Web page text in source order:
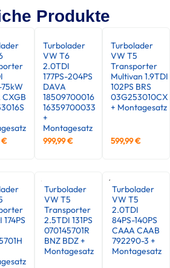
Produkte
€
Turbolader
VW T6
2.0TDI
177PS-204PS
DAVA
18509700016
16359700033
+
Montagesatz
999,99€
Turbolader
VW T5
Transporter
Multivan 1.9TDI
102PS BRS
03G253010CX
+ Montagesatz
599,99€
Turbolader
VW T5
Transporter
2.5TDI 131PS
070145701R
BNZ BDZ +
Montagesatz
Turbolader
VW T5
2.0TDI
84PS-140PS
CAAA CAAB
792290-3 +
Montagesatz